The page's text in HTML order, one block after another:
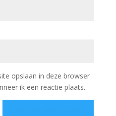
opslaan in deze browser
ik een reactie plaats.